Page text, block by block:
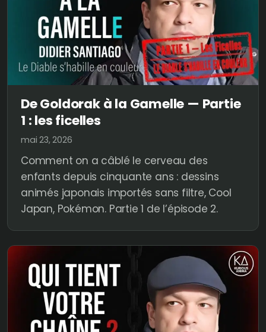
De Goldorak à la Gamelle — Partie
1 : les ficelles
mai 23, 2026
Comment on a câblé le cerveau des
enfants depuis cinquante ans : dessins
animés japonais importés sans filtre, Cool
Japan, Pokémon. Partie 1 de l’épisode 2.